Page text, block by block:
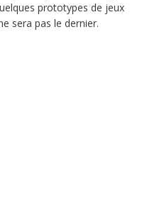
prototypes de jeux
sera pas le dernier.